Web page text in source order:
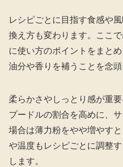
レシピごとに目指す食感や
換え方も変わります。ここ
に使い方のポイントをまと
油分や香りを補うことを念頭
柔らかさやしっとり感が重
プードルの割合を高めに、
場合は薄力粉をやや増やす
や温度もレシピごとに調整
します。